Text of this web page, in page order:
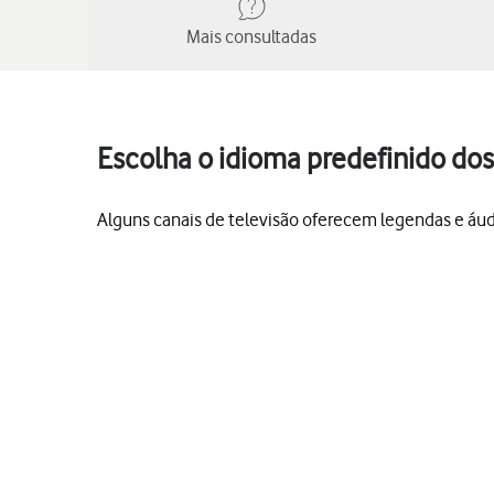
Mais consultadas
Escolha o idioma predefinido
Alguns canais de televisão oferecem legendas e